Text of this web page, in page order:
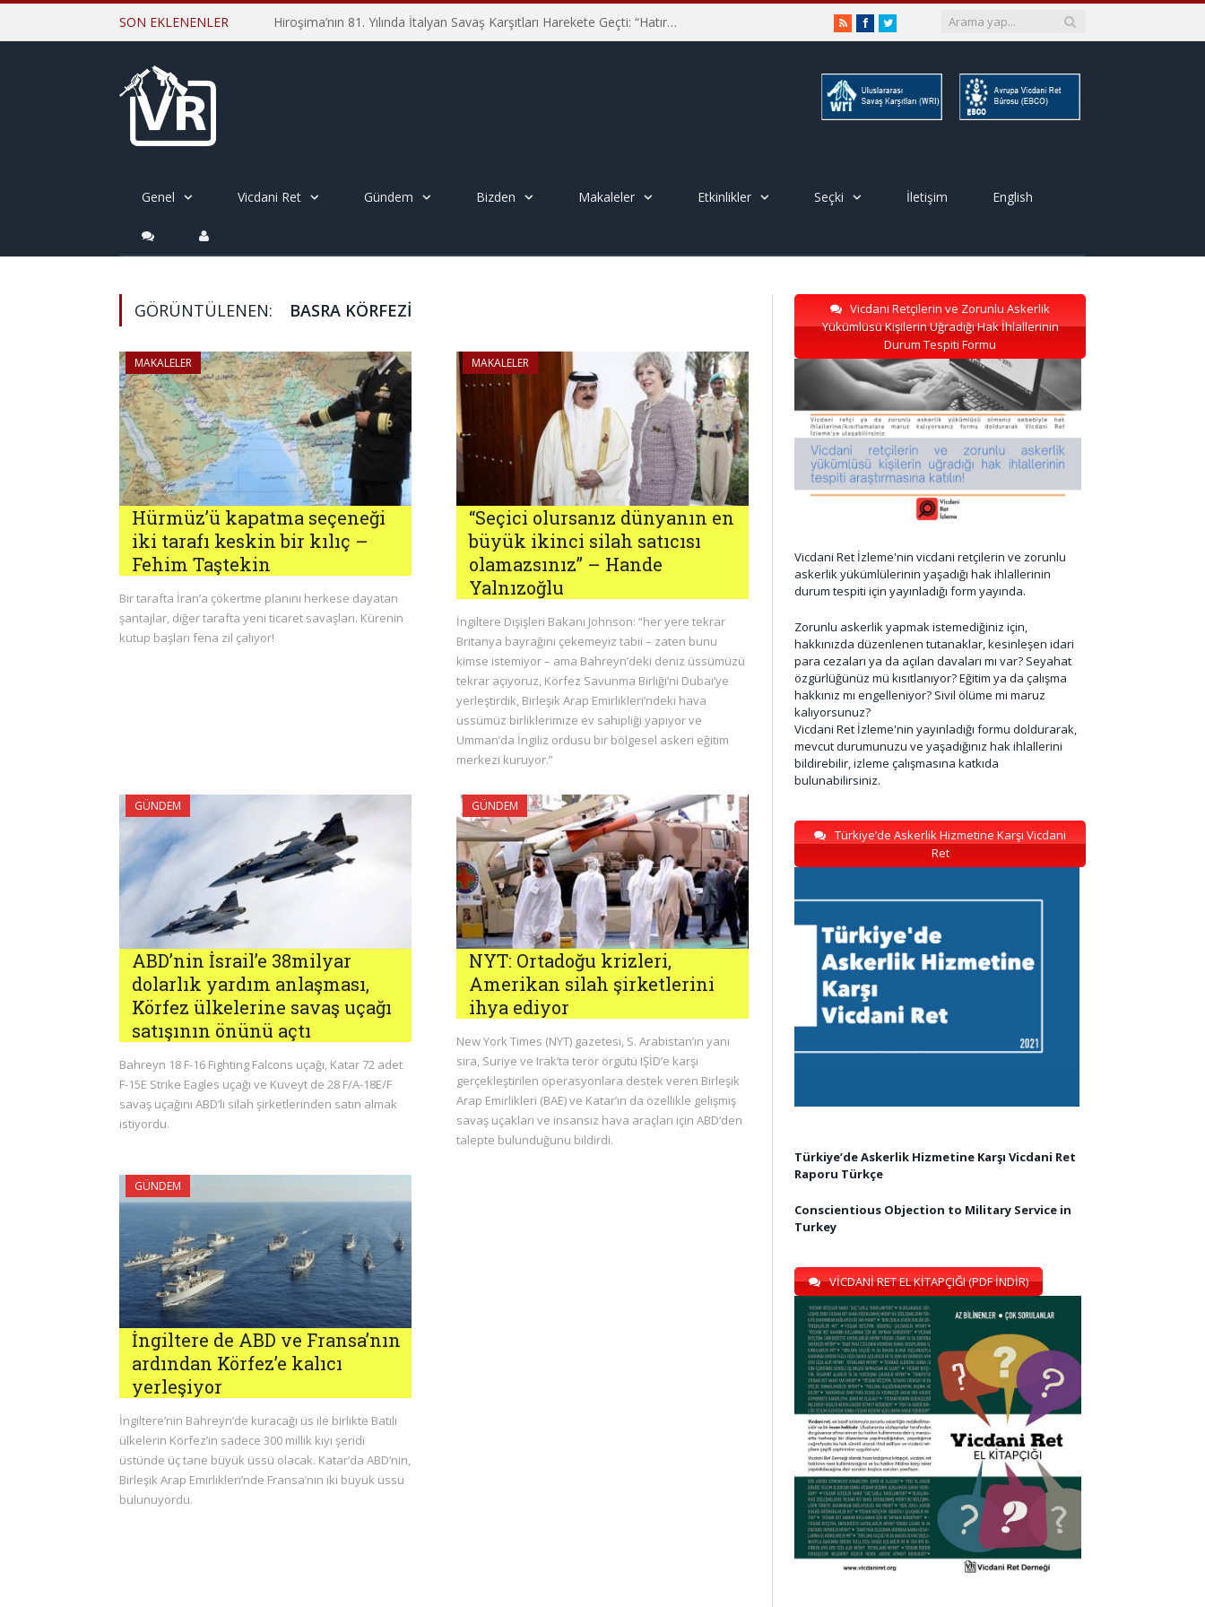
SON EKLENENLER Hiroşima’nın 81. Yılında İtalyan Savaş Karşıtları Harekete Geçti: “Hatırlamak yeterli değil” RSSFacebookTwitter
Genel Vicdani Ret Gündem Bizden Makaleler Etkinlikler Seçki İletişim English
GÖRÜNTÜLENEN: BASRA KÖRFEZI
MAKALELER
Hürmüz’ü kapatma seçeneği
iki tarafı keskin bir kılıç –
Fehim Taştekin
Bir tarafta İran’a çökertme planını herkese dayatan
şantajlar, diğer tarafta yeni ticaret savaşları. Kürenin
kutup başları fena zil çalıyor!
MAKALELER
“Seçici olursanız dünyanın en
büyük ikinci silah satıcısı
olamazsınız” – Hande
Yalnızoğlu
İngiltere Dışişleri Bakanı Johnson: “her yere tekrar
Britanya bayrağını çekemeyiz tabii – zaten bunu
kimse istemiyor – ama Bahreyn’deki deniz üssümüzü
tekrar açıyoruz, Körfez Savunma Birliği’ni Dubai’ye
yerleştirdik, Birleşik Arap Emirlikleri’ndeki hava
üssümüz birliklerimize ev sahipliği yapıyor ve
Umman’da İngiliz ordusu bir bölgesel askeri eğitim
merkezi kuruyor.”
GÜNDEM
ABD’nin İsrail’e 38milyar
dolarlık yardım anlaşması,
Körfez ülkelerine savaş uçağı
satışının önünü açtı
Bahreyn 18 F-16 Fighting Falcons uçağı, Katar 72 adet
F-15E Strike Eagles uçağı ve Kuveyt de 28 F/A-18E/F
savaş uçağını ABD’li silah şirketlerinden satın almak
istiyordu.
GÜNDEM
NYT: Ortadoğu krizleri,
Amerikan silah şirketlerini
ihya ediyor
New York Times (NYT) gazetesi, S. Arabistan’ın yanı
sıra, Suriye ve Irak’ta terör örgütü IŞİD’e karşı
gerçekleştirilen operasyonlara destek veren Birleşik
Arap Emirlikleri (BAE) ve Katar’ın da özellikle gelişmiş
savaş uçakları ve insansız hava araçları için ABD’den
talepte bulunduğunu bildirdi.
GÜNDEM
İngiltere de ABD ve Fransa’nın
ardından Körfez’e kalıcı
yerleşiyor
İngiltere’nin Bahreyn’de kuracağı üs ile birlikte Batılı
ülkelerin Körfez’in sadece 300 millik kıyı şeridi
üstünde üç tane büyük üssü olacak. Katar’da ABD’nin,
Birleşik Arap Emirlikleri’nde Fransa’nın iki büyük üssü
bulunuyordu.
Vicdani Retçilerin ve Zorunlu Askerlik
Yükümlüsü Kişilerin Uğradığı Hak İhlallerinin
Durum Tespiti Formu
Vicdani Ret İzleme'nin vicdani retçilerin ve zorunlu
askerlik yükümlülerinin yaşadığı hak ihlallerinin
durum tespiti için yayınladığı form yayında.
Zorunlu askerlik yapmak istemediğiniz için,
hakkınızda düzenlenen tutanaklar, kesinleşen idari
para cezaları ya da açılan davaları mı var? Seyahat
özgürlüğünüz mü kısıtlanıyor? Eğitim ya da çalışma
hakkınız mı engelleniyor? Sivil ölüme mi maruz
kalıyorsunuz?
Vicdani Ret İzleme'nin yayınladığı formu doldurarak,
mevcut durumunuzu ve yaşadığınız hak ihlallerini
bildirebilir, izleme çalışmasına katkıda
bulunabilirsiniz.
Türkiye’de Askerlik Hizmetine Karşı Vicdani
Ret
Türkiye’de Askerlik Hizmetine Karşı Vicdani Ret
Raporu Türkçe
Conscientious Objection to Military Service in
Turkey
VİCDANİ RET EL KİTAPÇIĞI (PDF İNDİR)